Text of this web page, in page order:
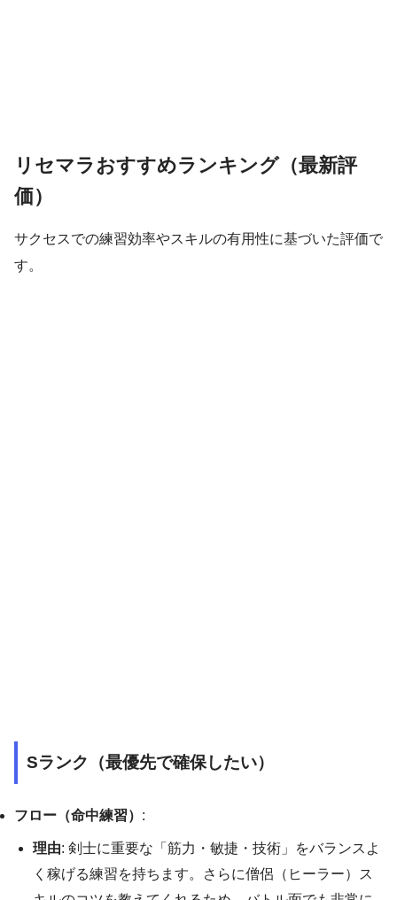
リセマラおすすめランキング（最新評
価）
サクセスでの練習効率やスキルの有用性に基づいた評価で
す。
Sランク（最優先で確保したい）
フロー（命中練習） :
理由: 剣士に重要な「筋力・敏捷・技術」をバランスよ
く稼げる練習を持ちます。さらに僧侶（ヒーラー）ス